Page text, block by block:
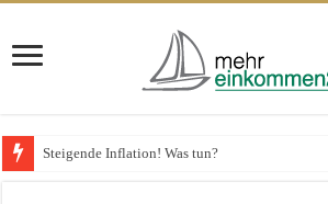
VPS-Hosting für Unternehmen – das spricht dafür